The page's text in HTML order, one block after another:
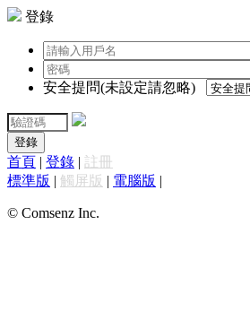
登錄
安全提問(未設定請忽略)
登錄
首頁 | 登錄 | 註冊
標準版 | 觸屏版 | 電腦版 |
© Comsenz Inc.